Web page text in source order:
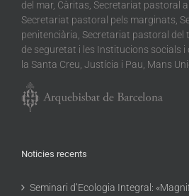
del mar, Càritas, Secretariat pastoral
Secretariat pastoral pels marginats,
penitenciària, Secretariat pastoral del
de seguretat i les Institucions socials
la Santa Creu, Justícia i Pau, Mans
Noticies recents
Seminari d’Ecologia Integral: